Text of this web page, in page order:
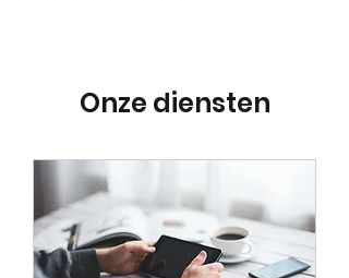
Onze diensten